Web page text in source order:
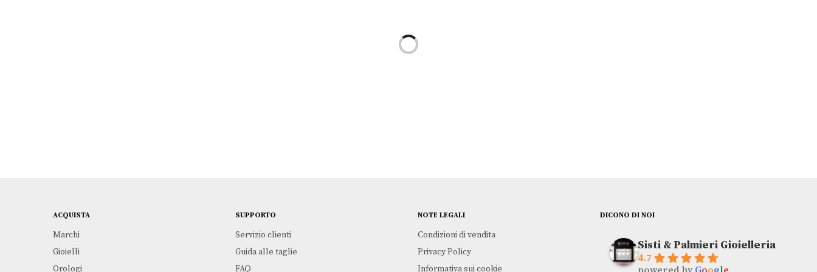
ACQUISTA
Marchi
Gioielli
Orologi
SUPPORTO
Servizio clienti
Guida alle taglie
FAQ
NOTE LEGALI
Condizioni di vendita
Privacy Policy
Informativa sui cookie
DICONO DI NOI
Sisti & Palmieri Gioielleria
4.7